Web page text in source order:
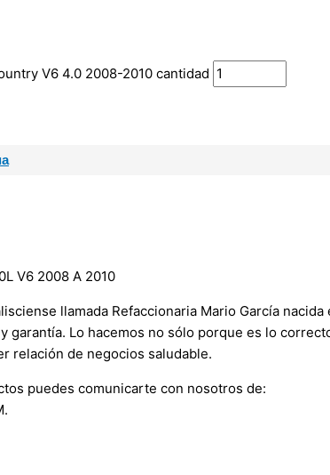
V6 4.0 2008-2010 cantidad
V6 2008 A 2010
llamada Refaccionaria Mario García
garantía. Lo hacemos no sólo porque es lo
relación de negocios saludable.
puedes comunicarte con nosotros de: